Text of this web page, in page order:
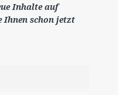
Inhalte auf
Ihnen schon jetzt